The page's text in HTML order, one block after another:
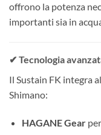
offrono la potenza
importanti sia in
✔ Tecnologia
Il Sustain FK integra
Shimano:
HAGANE Gear